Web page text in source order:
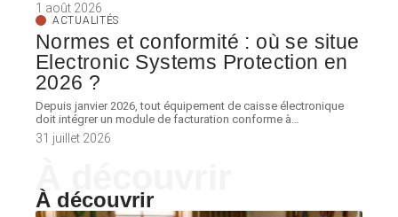
1 août 2026
ACTUALITÉS
Normes et conformité : où se situe
Electronic Systems Protection en
2026 ?
Depuis janvier 2026, tout équipement de caisse électronique
doit intégrer un module de facturation conforme à…
31 juillet 2026
À découvrir